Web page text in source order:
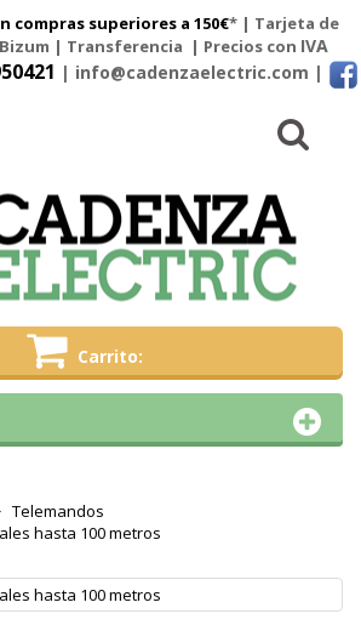
compras superiores a 150€* | Tarjeta de
Bizum | Transferencia | Precios con IVA
| info@cadenzaelectric.com |
Carrito
Telemandos
hasta 100 metros